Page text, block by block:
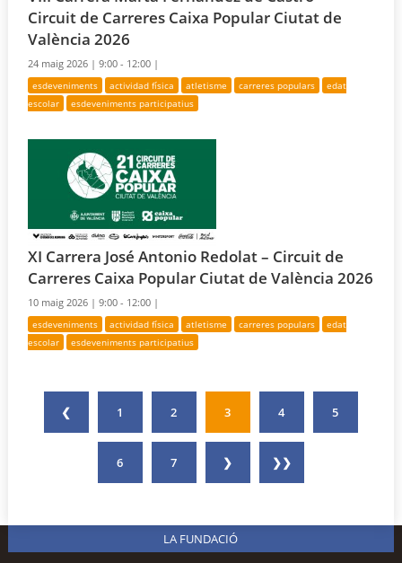
Circuit de Carreres Caixa Popular Ciutat de
València 2026
24 maig 2026 |9:00 - 12:00 |
esdeveniments actividad física atletisme carreres populars
edat
escolar
esdeveniments participatius
XI Carrera José Antonio Redolat – Circuit de
Carreres Caixa Popular Ciutat de València 2026
10 maig 2026 |9:00 - 12:00 |
esdeveniments actividad física atletisme carreres populars
edat
escolar
esdeveniments participatius
❮ 1 2 3 4 5
6 7 ❯ ❯❯
LA FUNDACIÓ